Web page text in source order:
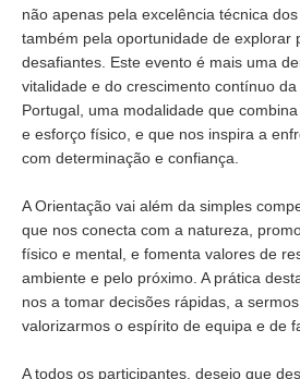
não apenas pela excelência técnica
também pela oportunidade de explorar
desafiantes. Este evento é mais uma
vitalidade e do crescimento contínuo
Portugal, uma modalidade que
e esforço físico, e que nos inspira a
com determinação e confiança.
A Orientação vai além da simples
que nos conecta com a natureza,
físico e mental, e fomenta valores de
ambiente e pelo próximo. A prática
nos a tomar decisões rápidas, a
valorizarmos o espírito de equipa e de
A todos os participantes, desejo que